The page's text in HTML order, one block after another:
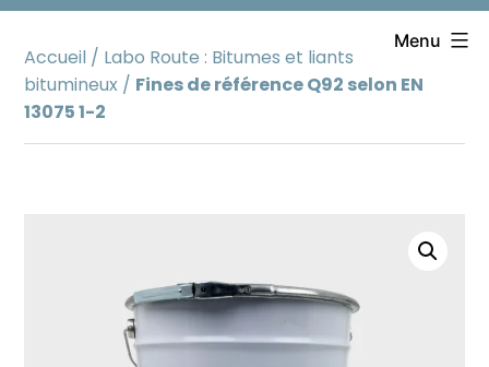
Aller
contenu
Menu
Accueil / Labo Route : Bitumes et liants
bitumineux / Fines de référence Q92 selon EN
13075 1-2